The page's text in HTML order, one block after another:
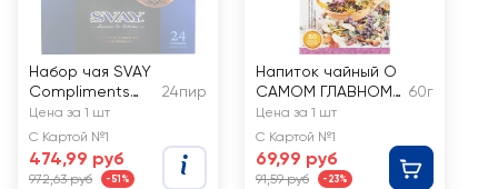
Набор чая SVAY
Compliments
New Years
24пир
Цена за 1 шт
С Картой №1
474,99 руб
972,63 руб -51%
Напиток чайный О
САМОМ ГЛАВНОМ
№1 Травы для
сердца и сосудов,
листовой
60г
Цена за 1 шт
С Картой №1
69,99 руб
91,59 руб -23%